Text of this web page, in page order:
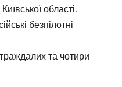
області.
безпілотні
та чотири